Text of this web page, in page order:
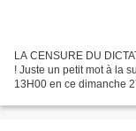
LA CENSURE DU
! Juste un petit mot à la
13H00 en ce dimanche